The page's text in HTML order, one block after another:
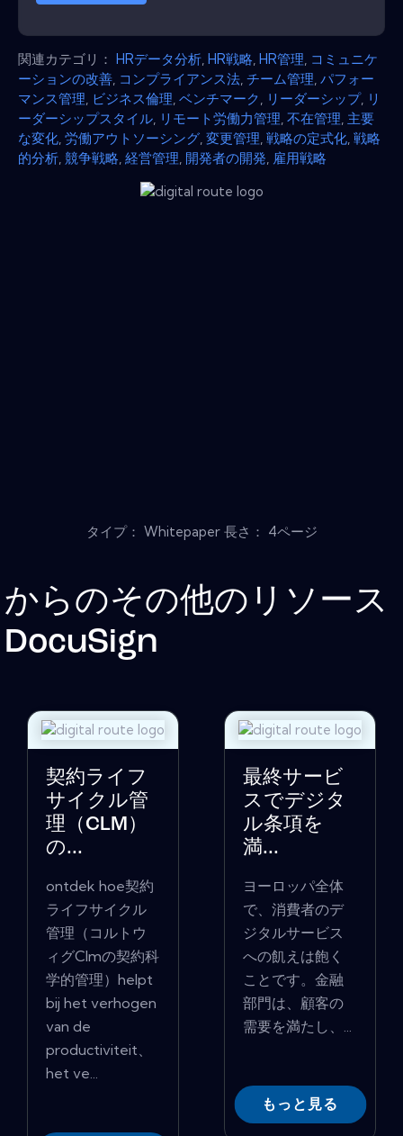
関連カテゴリ： HRデータ分析 HR戦略 HR管理 コミュニケ
ーションの改善 コンプライアンス法 チーム管理 パフォー
マンス管理 ビジネス倫理 ベンチマーク リーダーシップ, リ
ーダーシップスタイル リモート労働力管理 不在管理 主要
な変化 労働アウトソーシング 変更管理 戦略の定式化 戦略
的分析 競争戦略 経営管理 開発者の開発 雇用戦略
タイプ： Whitepaper 長さ： 4ページ
からのその他のリソース
DocuSign
契約ライフ
サイクル管
理（CLM）
の...
ontdek hoe契約
ライフサイクル
管理（コルトウ
ィグClmの契約科
学的管理）helpt
bij het verhogen
van de
productiviteit、
het ve...
最終サービ
スでデジタ
ル条項を
満...
ヨーロッパ全体
で、消費者のデ
ジタルサービス
への飢えは飽く
ことです。金融
部門は、顧客の
需要を満たし、...
もっと見る